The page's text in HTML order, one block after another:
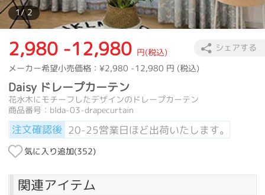
1/ 2
2,980 -12,980 円(税込)
メーカー希望小売価格：¥2,980 -12,980 円 (税込)
Daisy ドレープカーテン
花水木にモチーフしたデザインのドレープカーテン
商品番号：blda-03-drapecurtain
注文確認後 20-25営業日ほど出荷いたします。
気に入り追加(352)
シェアする
関連アイテム